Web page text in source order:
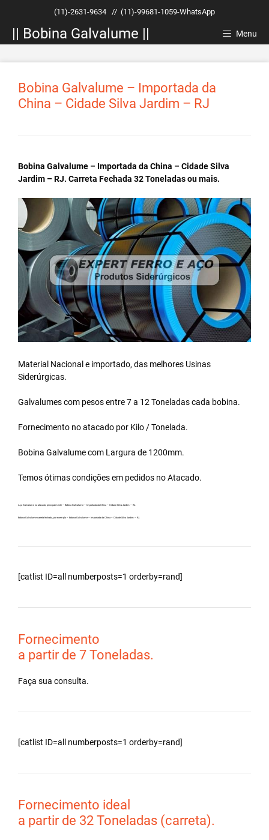
conteúdo
(11)-2631-9634 // (11)-99681-1059-WhatsApp
|| Bobina Galvalume || Menu
Bobina Galvalume – Importada da
China – Cidade Silva Jardim – RJ
Bobina Galvalume – Importada da China – Cidade Silva
Jardim – RJ. Carreta Fechada 32 Toneladas ou mais.
Material Nacional e importado, das melhores Usinas
Siderúrgicas.
Galvalumes com pesos entre 7 a 12 Toneladas cada bobina.
Fornecimento no atacado por Kilo / Tonelada.
Bobina Galvalumecom Largura de 1200mm.
Temos ótimas condições em pedidos no Atacado.
Aço Galvalume no atacado, principalmente – Bobina Galvalume – Importada da China – Cidade Silva Jardim – RJ.
Bobina Galvalume carreta fechada, por exemplo – Bobina Galvalume – Importada da China – Cidade Silva Jardim – RJ.
[catlist ID=all numberposts=1 orderby=rand]
Fornecimento
a partir de 7 Toneladas.
Faça sua consulta.
[catlist ID=all numberposts=1 orderby=rand]
Fornecimento ideal
a partir de 32 Toneladas (carreta).